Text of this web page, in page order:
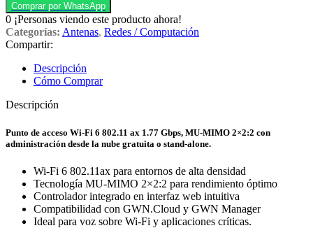
Comprar por WhatsApp
0 ¡Personas viendo este producto ahora!
Categorías: Antenas, Redes / Computación
Compartir:
Descripción
Cómo Comprar
Descripción
Punto de acceso Wi-Fi 6 802.11 ax 1.77 Gbps, MU-MIMO 2×2:2 con
administración desde la nube gratuita o stand-alone.
Wi-Fi 6 802.11ax para entornos de alta densidad
Tecnología MU-MIMO 2×2:2 para rendimiento óptimo
Controlador integrado en interfaz web intuitiva
Compatibilidad con GWN.Cloud y GWN Manager
Ideal para voz sobre Wi-Fi y aplicaciones críticas.